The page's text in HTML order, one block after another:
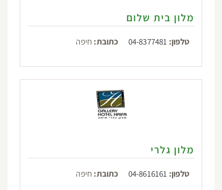
מלון בית שלום
טלפון: 04-8377481 כתובת: חיפה
מלון גלרי
טלפון: 04-8616161 כתובת: חיפה